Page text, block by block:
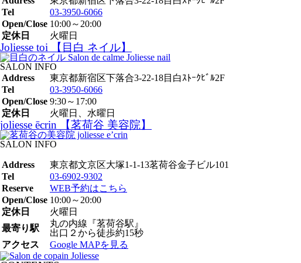
Tel
03-3950-6066
Open/Close 10:00～20:00
定休日
火曜日
Joliesse toi 【目白 ネイル】
SALON INFO
Address
東京都新宿区下落合3-22-18目白ｽﾄｰｸﾋﾞﾙ2F
Tel
03-3950-6066
Open/Close 9:30～17:00
定休日
火曜日、水曜日
joliesse ēcrin 【茗荷谷 美容院】
SALON INFO
Address
東京都文京区大塚1-1-13茗荷谷金子ビル101
Tel
03-6902-9302
Reserve
WEB予約はこちら
Open/Close 10:00～20:00
定休日
火曜日
最寄り駅
丸の内線『茗荷谷駅』
出口２から徒歩約15秒
アクセス
Google MAPを見る